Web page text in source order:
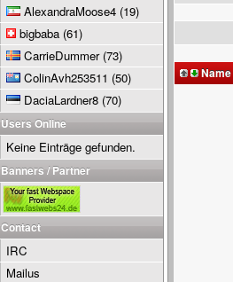
Name
AlexandraMoose4 (19)
bigbaba (61)
CarrieDummer(73)
ColinAvh253511 (50)
DaciaLardner8 (70)
Users Online
Keine Einträge gefunden.
Banners / Partner
Contact
IRC
Mailus